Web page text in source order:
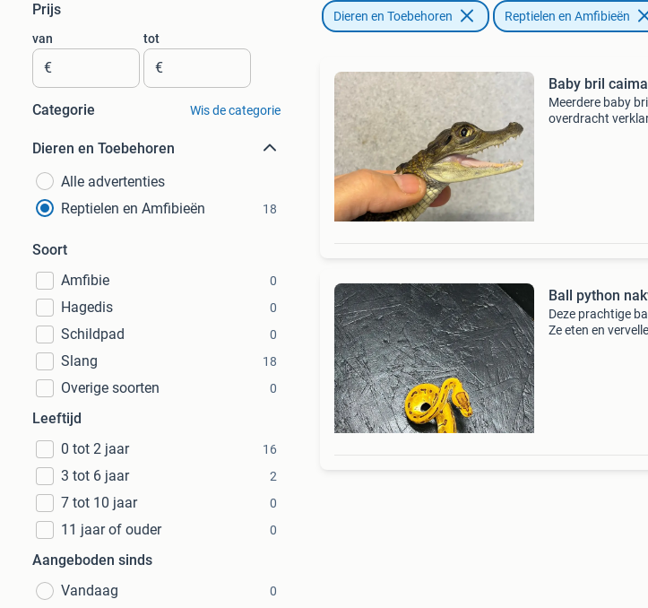
Prijs
van
€
tot
€
Categorie Wis de categorie
Dieren en Toebehoren
Alle advertenties
Reptielen en Amfibieën
18
Soort
Amfibie
0
Hagedis 0
Schildpad 0
Slang 18
Overige soorten 0
Leeftijd
0 tot 2 jaar
16
3 tot 6 jaar 2
7 tot 10 jaar 0
11 jaar of ouder 0
Aangeboden sinds
Vandaag
0
Dieren en Toebehoren Reptielen en Amfibieën
Baby bril
Meerdere baby
overdracht
Ball python
Deze prachtige
Ze eten en